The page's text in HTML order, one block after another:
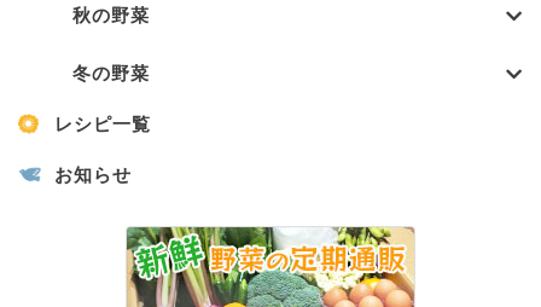
秋の野菜
冬の野菜
レシピ一覧
お知らせ